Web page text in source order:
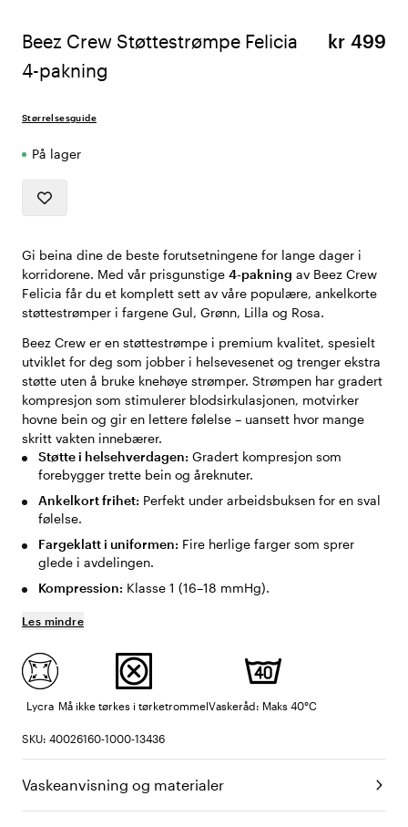
Beez Crew Støttestrømpe Felicia
4-pakning
kr 499
Størrelsesguide
På lager
Gi beina dine de beste forutsetningene for lange dager i
korridorene. Med vår prisgunstige 4-pakning av Beez Crew
Felicia får du et komplett sett av våre populære, ankelkorte
støttestrømper i fargene Gul, Grønn, Lilla og Rosa.
Beez Crew er en støttestrømpe i premium kvalitet, spesielt
utviklet for deg som jobber i helsevesenet og trenger ekstra
støtte uten å bruke knehøye strømper. Strømpen har gradert
kompresjon som stimulerer blodsirkulasjonen, motvirker
hovne bein og gir en lettere følelse – uansett hvor mange
skritt vakten innebærer.
Støtte i helsehverdagen: Gradert kompresjon som
forebygger trette bein og åreknuter.
Ankelkort frihet: Perfekt under arbeidsbuksen for en sval
følelse.
Fargeklatt i uniformen: Fire herlige farger som sprer
glede i avdelingen.
Kompression: Klasse 1 (16–18 mmHg).
Les mindre
Lycra Må ikke tørkes i tørketrommelVaskeråd: Maks 40°C
SKU: 40026160-1000-13436
Vaskeanvisning og materialer